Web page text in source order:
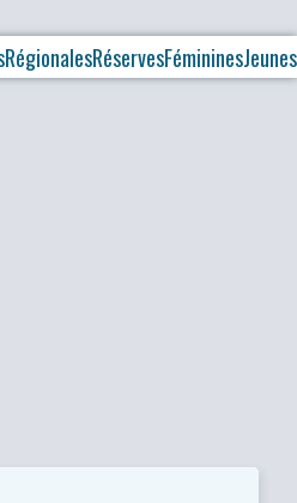
RégionalesRéservesFémininesJeunes